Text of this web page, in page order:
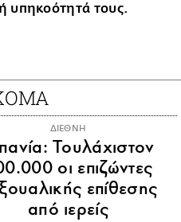
υπηκοότητά τους.
ΔΙΕΘΝΗ
Τουλάχιστον
οι επιζώντες
επίθεσης
από ιερείς